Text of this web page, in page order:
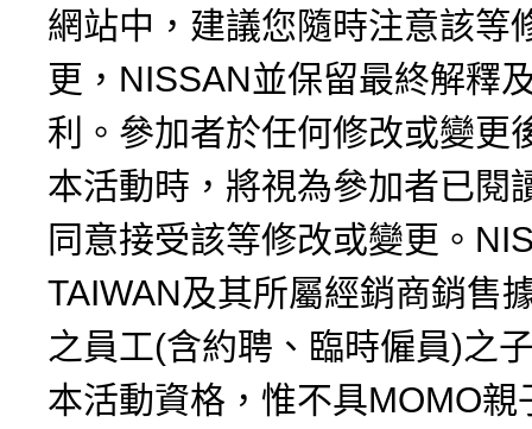
網站中，建議您隨時注意該等
更，NISSAN並保留最終解釋
利。參加者於任何修改或變更
本活動時，將視為參加者已閱
同意接受該等修改或變更。
TAIWAN及其所屬經銷商銷售
之員工(含約聘、臨時僱員)之
本活動資格，惟不具MOMO親